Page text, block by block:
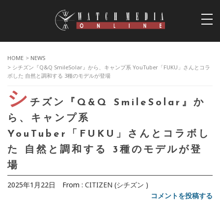
HOME > NEWS
> シチズン『Q&Q SmileSolar』から、キャンプ系 YouTuber「FUKU」さんとコラ
ボした 自然と調和する 3種のモデルが登場
シ チズン『Q&Q SmileSolar』か
ら、キャンプ系
YouTuber「FUKU」さんとコラボし
た 自然と調和する 3種のモデルが登
場
2025年1月22日 From : CITIZEN (シチズン )
コメントを投稿する